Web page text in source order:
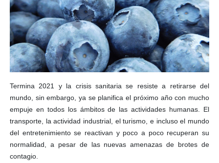
Termina 2021 y la crisis sanitaria se resiste a retirarse del
mundo, sin embargo, ya se planifica el próximo año con mucho
empuje en todos los ámbitos de las actividades humanas. El
transporte, la actividad industrial, el turismo, e incluso el mundo
del entretenimiento se reactivan y poco a poco recuperan su
normalidad, a pesar de las nuevas amenazas de brotes de
contagio.